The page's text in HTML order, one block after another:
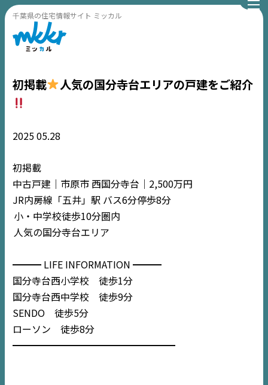
千葉県の住宅情報サイト ミッカル
初掲載 人気の国分寺台エリアの戸建をご紹介
202505.28
初掲載
中古戸建｜市原市 西国分寺台｜2,500万円
JR内房線「五井」駅 バス6分停歩8分
小・中学校徒歩10分圏内
人気の国分寺台エリア
━━━ LIFE INFORMATION ━━━
国分寺台西小学校 徒歩1分
国分寺台西中学校 徒歩9分
SENDO 徒歩5分
ローソン 徒歩8分
━━━━━━━━━━━━━━━━━